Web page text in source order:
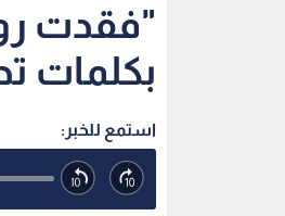
"فقدت
بكلمات
استمع للخبر: